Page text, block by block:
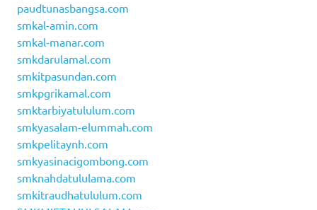
paudtunasbangsa.com
smkal-amin.com
smkal-manar.com
smkdarulamal.com
smkitpasundan.com
smkpgrikamal.com
smktarbiyatululum.com
smkyasalam-elummah.com
smkpelitaynh.com
smkyasinacigombong.com
smknahdatululama.com
smkitraudhatululum.com